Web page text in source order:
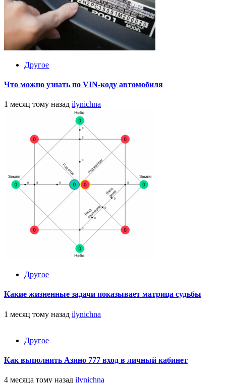
Другое
Что можно узнать по VIN-коду автомобиля
1 месяц тому назад ilynichna
Другое
Какие жизненные задачи показывает матрица судьбы
1 месяц тому назад ilynichna
Другое
Как выполнить Азино 777 вход в личный кабинет
4 месяца тому назад ilynichna